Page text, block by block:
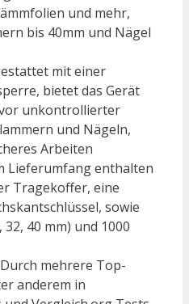
und mehr,
bis 40mm und Nägel
mit einer
bietet das Gerät
unkontrollierter
und Nägeln,
Arbeiten
Lieferumfang enthalten
Tragekoffer, eine
sowie
40 mm) und 1000
mehrere Top-
anderem in